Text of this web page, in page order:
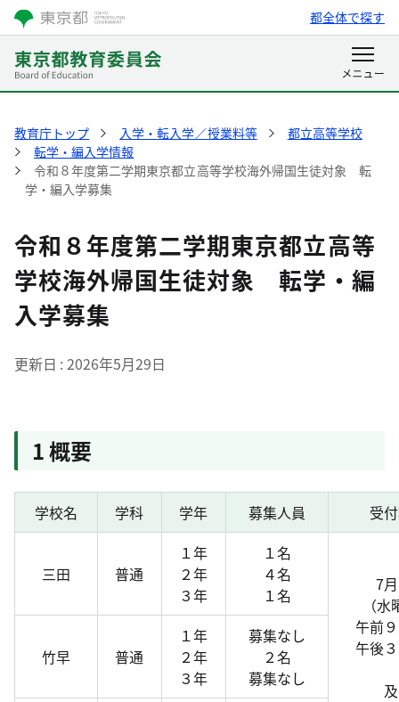
都全体で探す
教育庁トップ 入学・転入学／授業料等
都立高等学校
転学・編入学情報
令和８年度第二学期東京都立高等学校海外帰国生徒対象 転
学・編入学募集
令和８年度第二学期東京都立高等
学校海外帰国生徒対象 転学・編
入学募集
更新日 2026年5月29日
1 概要
学校名 学科 学年 募集人員 受
三田 普通
１年
２年
３年
１名
４名
１名
7
（
午前
午後
竹早 普通
１年
２年
３年
募集なし
２名
募集なし